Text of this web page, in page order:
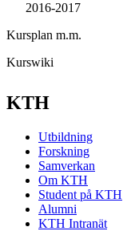
2016-2017
Kursplan m.m.
Kurswiki
KTH
Utbildning
Forskning
Samverkan
Om KTH
Student på KTH
Alumni
KTH Intranät